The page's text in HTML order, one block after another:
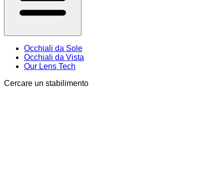
Occhiali da Sole
Occhiali da Vista
Our Lens Tech
Cercare un stabilimento